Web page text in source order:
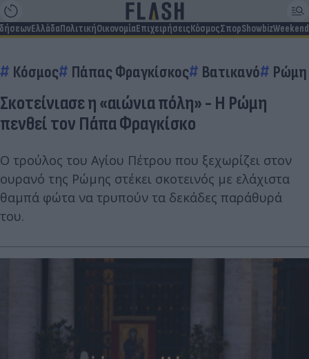
ΕλλάδαΠολιτικήΟικονομίαΕπιχειρήσειςΚόσμοςΣπορShowbizWeekend
Κόσμος Πάπας Φραγκίσκος Βατικανό Ρώμη
Σκοτείνιασε η «αιώνια πόλη» - Η Ρώμη
πενθεί τον Πάπα Φραγκίσκο
Ο τρούλος του Αγίου Πέτρου που ξεχωρίζει στον
ουρανό της Ρώμης στέκει σκοτεινός με ελάχιστα
θαμπά φώτα να τρυπούν τα δεκάδες παράθυρά
του.